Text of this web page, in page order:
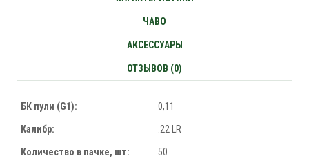
ЧАВО
АКСЕССУАРЫ
ОТЗЫВОВ (0)
БК пули (G1): 0,11
Калибр: .22 LR
Количество в пачке, шт: 50